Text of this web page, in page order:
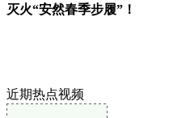
灭火“安然春季步履”！
近期热点视频